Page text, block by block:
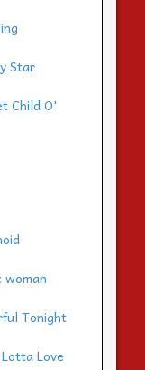
Star
Child O'
woman
Tonight
Love